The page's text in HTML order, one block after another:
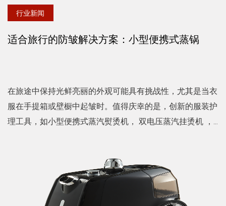
行业新闻
适合旅行的防皱解决方案：小型便携式蒸锅
在旅途中保持光鲜亮丽的外观可能具有挑战性，尤其是当衣
服在手提箱或壁橱中起皱时。值得庆幸的是，创新的服装护
理工具，如小型便携式蒸汽熨烫机， 双电压蒸汽挂烫机 ，